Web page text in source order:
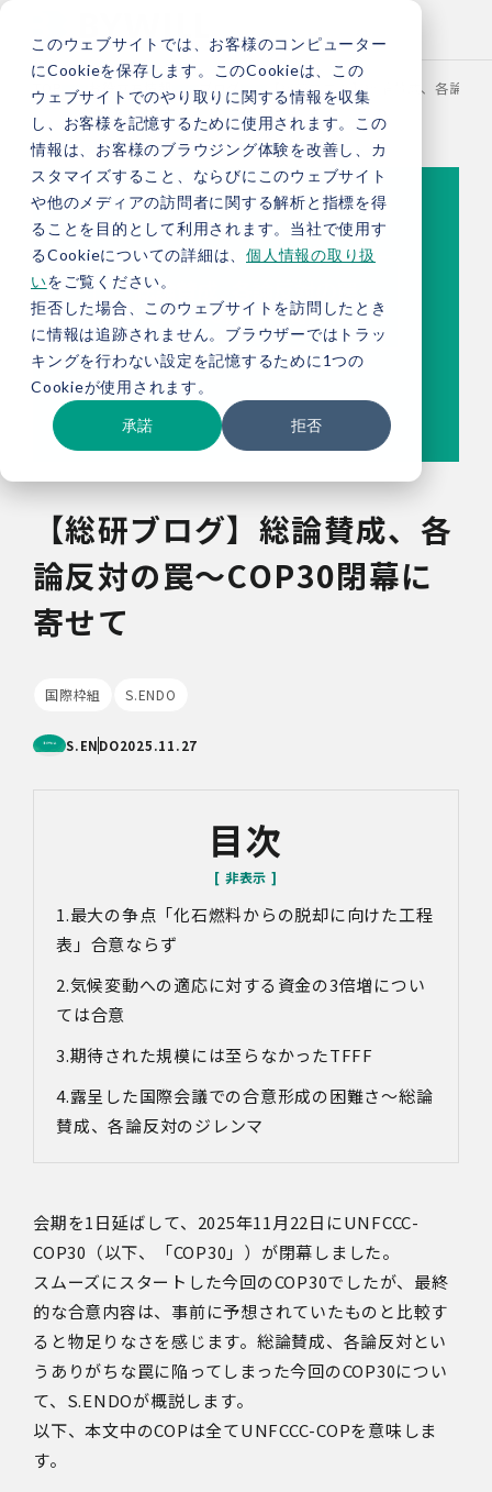
このウェブサイトでは、お客様のコンピューター
にCookieを保存します。このCookieは、この
ウェブサイトでのやり取りに関する情報を収集
し、お客様を記憶するために使用されます。この
情報は、お客様のブラウジング体験を改善し、カ
スタマイズすること、ならびにこのウェブサイト
や他のメディアの訪問者に関する解析と指標を得
ることを目的として利用されます。当社で使用す
るCookieについての詳細は、 個人情報の取り扱
いをご覧ください。
拒否した場合、このウェブサイトを訪問したとき
に情報は追跡されません。ブラウザーではトラッ
キングを行わない設定を記憶するために1つの
Cookieが使用されます。
承諾 拒否
TOP お役立ち情報 ブログ 【総研ブログ】総論賛成、各論反
【総研ブログ】総論賛成、各
論反対の罠～COP30閉幕に
寄せて
国際枠組 S.ENDO
S.ENDO2025.11.27
目次
最大の争点「化石燃料からの脱却に向けた工程
表」合意ならず
気候変動への適応に対する資金の3倍増につい
ては合意
期待された規模には至らなかったTFFF
露呈した国際会議での合意形成の困難さ～総論
賛成、各論反対のジレンマ
会期を1 日延ばして、 2025年11 月22日にUNFCCC-
COP30 （以下、「COP30 」）が閉幕しました。
スムーズにスタートした今回のCOP30でしたが、最終
的な合意内容は、事前に予想されていたものと比較す
ると物足りなさを感じます。総論賛成、各論反対とい
うありがちな罠に陥ってしまった今回のCOP30につい
て、 S.ENDOが概説します。
以下、本文中のCOPは全てUNFCCC-COPを意味しま
す。